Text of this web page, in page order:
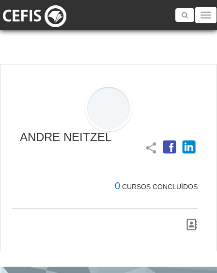
Toggle
ANDRE NEITZEL
share
0 CURSOS CONCLUÍDOS